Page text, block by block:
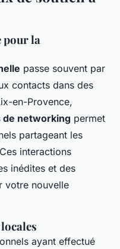
pour la
passe souvent par
contacts dans des
en-Provence,
networking permet
partageant les
interactions
inédites et des
votre nouvelle
ayant effectué